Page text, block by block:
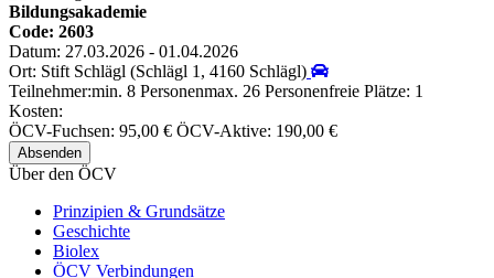
Bildungsakademie
Code: 2603
Datum: 27.03.2026 - 01.04.2026
Ort: Stift Schlägl (Schlägl 1, 4160 Schlägl)
Teilnehmer:min. 8 Personenmax. 26 Personenfreie Plätze: 1
Kosten:
ÖCV-Fuchsen: 95,00 € ÖCV-Aktive: 190,00 €
Über den ÖCV
Prinzipien & Grundsätze
Geschichte
Biolex
ÖCV Verbindungen